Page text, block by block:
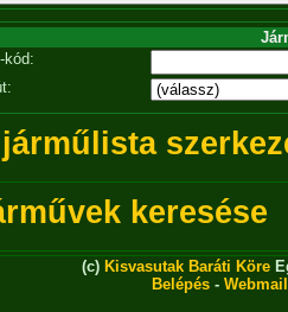
kód:
keresése
(c) Kisvasutak Baráti Köre
Belépés - Webmail